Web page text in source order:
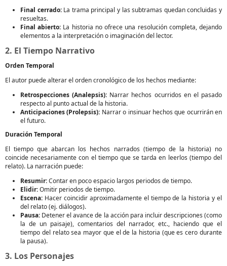
Final cerrado:La trama principal y las subtramas quedan concluidas y
resueltas.
Final abierto: La historia no ofrece una resolución completa, dejando
elementos a la interpretación o imaginación del lector.
2. El Tiempo Narrativo
Orden Temporal
El autor puede alterar el orden cronológico de los hechos mediante:
Retrospecciones (Analepsis): Narrar hechos ocurridos en el pasado
respecto al punto actual de la historia.
Anticipaciones (Prolepsis): Narrar o insinuar hechos que ocurrirán en
el futuro.
Duración Temporal
El tiempo que abarcan los hechos narrados (tiempo de la historia) no
coincide necesariamente con el tiempo que se tarda en leerlos (tiempo del
relato). La narración puede:
Resumir:Contar en poco espacio largos periodos de tiempo.
Elidir:Omitir periodos de tiempo.
Escena: Hacer coincidir aproximadamente el tiempo de la historia y el
del relato (ej. diálogos).
Pausa: Detener el avance de la acción para incluir descripciones (como
la de un paisaje), comentarios del narrador, etc., haciendo que el
tiempo del relato sea mayor que el de la historia (que es cero durante
la pausa).
3. Los Personajes